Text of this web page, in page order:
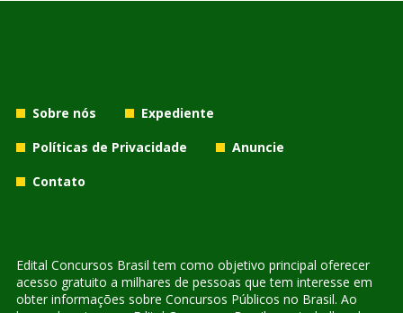
Sobre nós
Expediente
Políticas de Privacidade
Anuncie
Contato
Edital Concursos Brasil tem como objetivo principal oferecer
acesso gratuito a milhares de pessoas que tem interesse em
obter informações sobre Concursos Públicos no Brasil. Ao